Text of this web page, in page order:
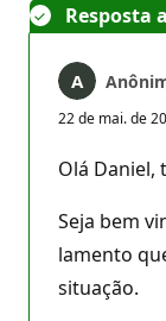
Resposta
22 de mai. de
Olá Daniel,
Seja bem
lamento
situação.